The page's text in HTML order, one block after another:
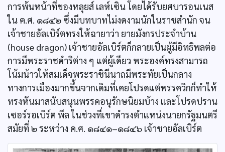
การพ้นหน้าที่ของหลุยส์ เลห์เซิน โดยได้รับยศบารอนเนส
ใน ค.ศ. ๑๘๔๒ ซึ่งมีบทบาทไม่งดงามนักในราชสำนัก จน
เจ้าชายอัลเบิร์ตทรงให้ฉายาว่า ยายมังกรประจำบ้าน
(house dragon) เจ้าชายอัลเบิร์ตก็กลายเป็นผู้มีอิทธิพลต่อ
การมีพระราชดำริต่าง ๆ แต่ผู้เดียว พระองค์ทรงสามารถ
โน้มน้าวให้สมเด็จพระราชินีนาถมีพระทัยเป็นกลาง
ทางการเมืองมากขึ้นจากเดิมที่เคยโปรดแต่พรรควิกก็ทำให้
ทรงหันมาสนับสนุนพรรคอนุรักษนิยมบ้าง และโปรดปราน
เซอร์รอเบิร์ต พีล ในช่วงที่เขาดำรงตำแหน่งนายกรัฐมนตรี
สมัยที่ ๒ ระหว่าง ค.ศ. ๑๘๔๑–๑๘๔๖ เจ้าชายอัลเบิร์ต